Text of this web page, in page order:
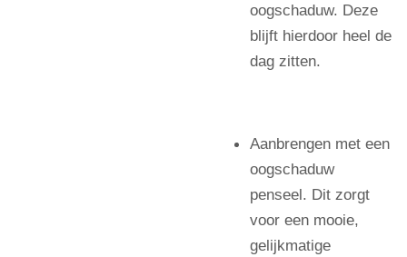
oogschaduw. Deze
blijft hierdoor heel de
dag zitten.
Aanbrengen met een
oogschaduw
penseel. Dit zorgt
voor een mooie,
gelijkmatige